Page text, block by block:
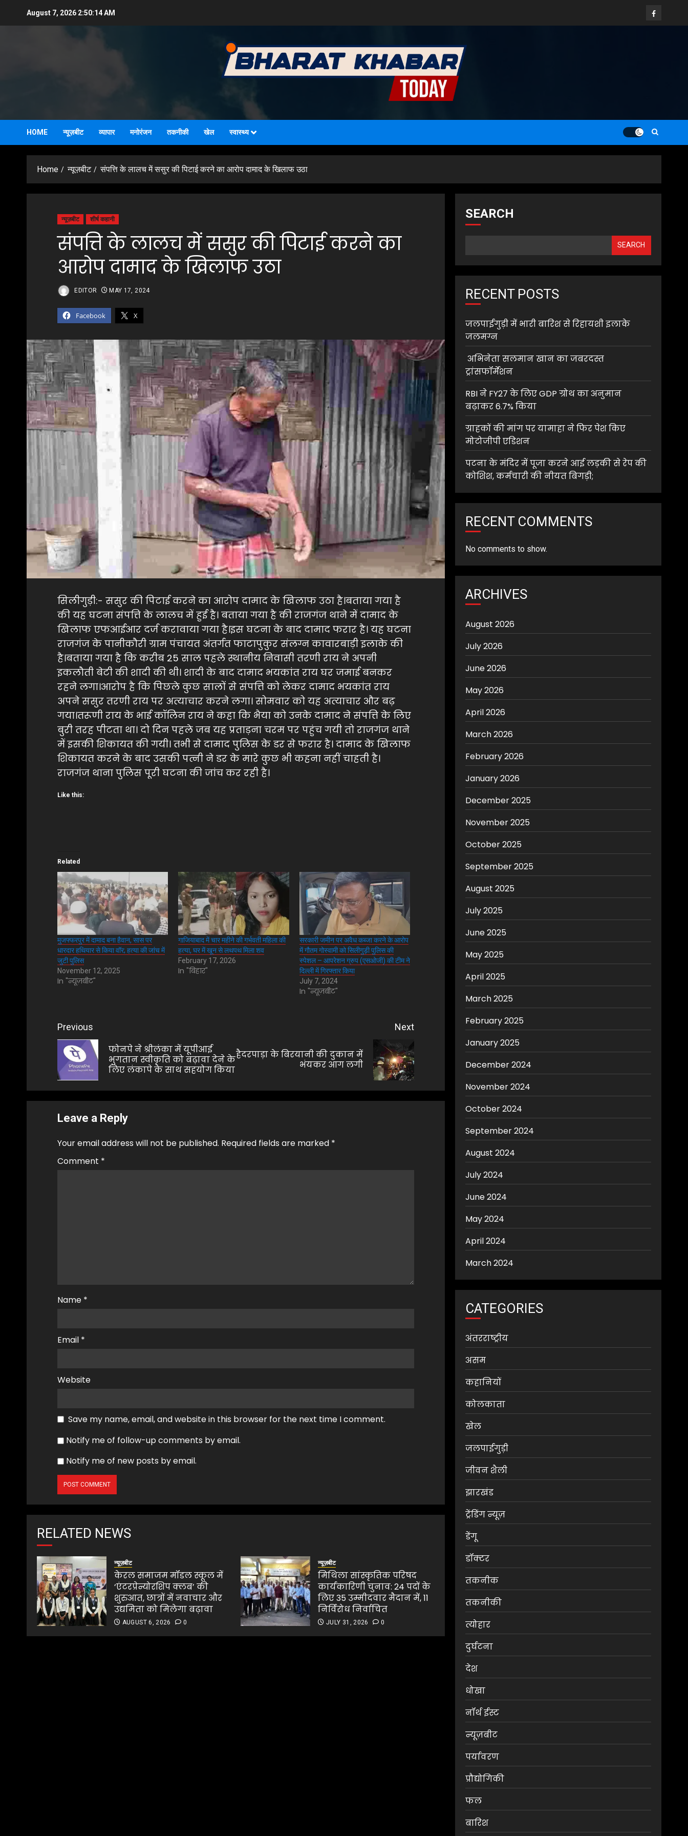
August 7, 2026 2:50:15 AM Facebook
HOME न्यूज़बीट व्यापार मनोरंजन तकनीकी खेल स्वास्थ्य
Home न्यूज़बीट संपत्ति के लालच में ससुर की पिटाई करने का आरोप दामाद के खिलाफ उठा
न्यूज़बीट शीर्ष कहानी
संपत्ति के लालच में ससुर की पिटाई करने का
आरोप दामाद के खिलाफ उठा
Facebook X
EDITOR MAY 17, 2024
सिलीगुड़ी:- ससुर की पिटाई करने का आरोप दामाद के खिलाफ उठा है।बताया गया है
की यह घटना संपत्ति के लालच में हुई है। बताया गया है की राजगंज थाने में दामाद के
खिलाफ एफआईआर दर्ज करावाया गया है।इस घटना के बाद दामाद फरार है। यह घटना
राजगंज के पानीकौरी ग्राम पंचायत अंतर्गत फाटापुकुर संलग्न कावारबाड़ी इलाके की
है।बताया गया है कि करीब 25 साल पहले स्थानीय निवासी तरणी राय ने अपनी
इकलौती बेटी की शादी की थी। शादी के बाद दामाद भयकांत राय घर जमाई बनकर
रहने लगा।आरोप है कि पिछले कुछ सालों से संपत्ति को लेकर दामाद भयकांत राय
अपने ससुर तरणी राय पर अत्याचार करने लगा। सोमवार को यह अत्याचार और बढ़
गया।तरूणी राय के भाई कॉलिन राय ने कहा कि भैया को उनके दामाद ने संपत्ति के लिए
बुरी तरह पीटता था। दो दिन पहले जब यह प्रताड़ना चरम पर पहुंच गयी तो राजगंज थाने
में इसकी शिकायत की गयी। तभी से दामाद पुलिस के डर से फरार है। दामाद के खिलाफ
शिकायत करने के बाद उसकी पत्नी ने डर के मारे कुछ भी कहना नहीं चाहती है।
राजगंज थाना पुलिस पूरी घटना की जांच कर रही है।
Like this:
Related
मुजफ्फरपुर में दामाद बना हैवान, सास पर
धारदार हथियार से किया वॉर; हत्या की जांच में
जुटी पुलिस
November 12, 2025
In "न्यूज़बीट"
गाजियाबाद में चार महीने की गर्भवती महिला की
हत्या, घर में खून से लथपथ मिला शव
February 17, 2026
In "बिहार"
सरकारी जमीन पर अवैध कब्जा करने के आरोप
में गौतम गोस्वामी को सिलीगुड़ी पुलिस की
स्पेशल – आपरेशन ग्रुप (एसओजी) की टीम ने
दिल्ली में गिरफ्तार किया
July 7, 2024
In "न्यूज़बीट"
Post
navigation
Previous
Previous
post:
फोनपे ने श्रीलंका में यूपीआई
भुगतान स्वीकृति को बढ़ावा देने के
लिए लंकापे के साथ सहयोग किया
Next
Next
हैदरपाड़ा के बिरयानी की दुकान में
भंयकर आग लगी
Leave a Reply
Your email address will not be published. Required fields are marked *
Comment *
Name *
Email *
Website
Save my name, email, and website in this browser for the next time I comment.
Notify me of follow-up comments by email.
Notify me of new posts by email.
RELATED NEWS
न्यूज़बीट
केरल समाजम मॉडल स्कूल में
‘एंटरप्रेन्योरशिप क्लब’ की
शुरुआत, छात्रों में नवाचार और
उद्यमिता को मिलेगा बढ़ावा
AUGUST 6, 2026 0
न्यूज़बीट
मिथिला सांस्कृतिक परिषद
कार्यकारिणी चुनाव: 24 पदों के
लिए 35 उम्मीदवार मैदान में, 11
निर्विरोध निर्वाचित
JULY 31, 2026 0
SEARCH
SEARCH
RECENT POSTS
जलपाईगुड़ी में भारी बारिश से रिहायशी इलाके
जलमग्न
अभिनेता सलमान खान का जबरदस्त
ट्रांसफॉर्मेशन
RBI ने FY27 के लिए GDP ग्रोथ का अनुमान
बढ़ाकर 6.7% किया
ग्राहकों की मांग पर यामाहा ने फिर पेश किए
मोटोजीपी एडिशन
पटना के मंदिर में पूजा करने आई लड़की से रेप की
कोशिश, कर्मचारी की नीयत बिगड़ी;
RECENT COMMENTS
No comments to show.
ARCHIVES
August 2026
July 2026
June 2026
May 2026
April 2026
March 2026
February 2026
January 2026
December 2025
November 2025
October 2025
September 2025
August 2025
July 2025
June 2025
May 2025
April 2025
March 2025
February 2025
January 2025
December 2024
November 2024
October 2024
September 2024
August 2024
July 2024
June 2024
May 2024
April 2024
March 2024
CATEGORIES
अंतरराष्ट्रीय
असम
कहानियों
कोलकाता
खेल
जलपाईगुड़ी
जीवन शैली
झारखंड
ट्रेंडिंग न्यूज़
डेंगू
डॉक्टर
तकनीक
तकनीकी
त्योहार
दुर्घटना
देश
धोखा
नॉर्थ ईस्ट
न्यूज़बीट
पर्यावरण
प्रौद्योगिकी
फल
बारिश